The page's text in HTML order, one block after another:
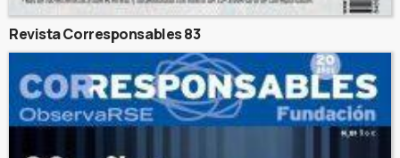
Revista Corresponsables 83